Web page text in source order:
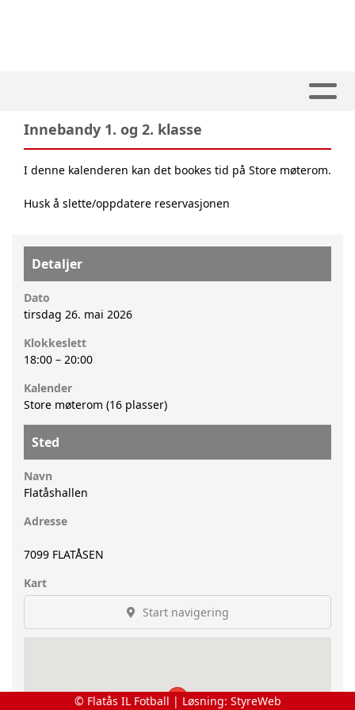
Innebandy 1. og 2. klasse
I denne kalenderen kan det bookes tid på Store møterom.
Husk å slette/oppdatere reservasjonen
Detaljer
Dato
tirsdag 26. mai 2026
Klokkeslett
18:00 – 20:00
Kalender
Store møterom (16 plasser)
Sted
Navn
Flatåshallen
Adresse
7099 FLATÅSEN
Kart
Start navigering
© Flatås IL Fotball | Løsning: StyreWeb